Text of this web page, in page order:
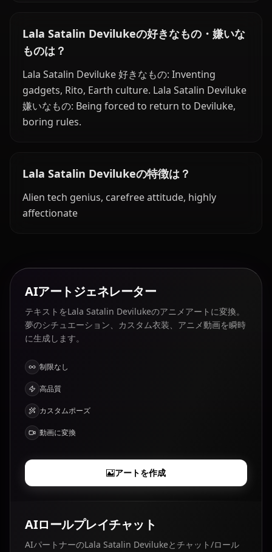
Lala Satalin Devilukeの好きなもの・嫌いな
ものは？
Lala Satalin Deviluke 好きなもの: Inventing
gadgets, Rito, Earth culture. Lala Satalin Deviluke
嫌いなもの: Being forced to return to Deviluke,
boring rules.
Lala Satalin Devilukeの特徴は？
Alien tech genius, carefree attitude, highly
affectionate
AIアートジェネレーター
テキストをLala Satalin Devilukeのアニメアートに変換。
夢のシチュエーション、カスタム衣装、アニメ動画を瞬時
に生成します。
制限なし
高品質
カスタムポーズ
動画に変換
アートを作成
AIロールプレイチャット
AIパートナーのLala Satalin Devilukeとチャット/ロール